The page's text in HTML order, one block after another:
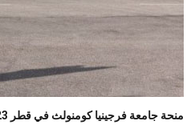
منحة جامعة فرجينيا كومنولث في قطر 2023 الممولة